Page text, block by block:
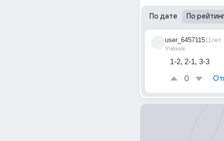
По дате По
user_6457115
Ученик
11лет
1-2, 2-1, 3-3
0